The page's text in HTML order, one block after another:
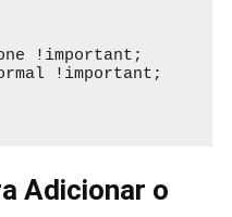
Adicionar o